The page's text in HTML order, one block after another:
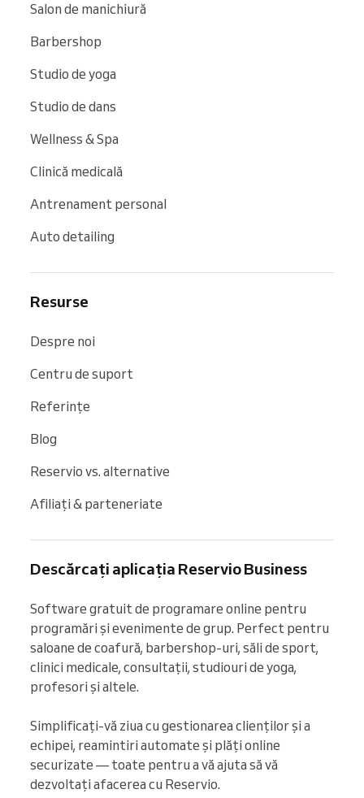
Salon de manichiură
Barbershop
Studio de yoga
Studio de dans
Wellness & Spa
Clinică medicală
Antrenament personal
Auto detailing
Resurse
Despre noi
Centru de suport
Referințe
Blog
Reservio vs. alternative
Afiliați & parteneriate
Descărcați aplicația Reservio Business
Software gratuit de programare online pentru
programări și evenimente de grup. Perfect pentru
saloane de coafură, barbershop-uri, săli de sport,
clinici medicale, consultații, studiouri de yoga,
profesori și altele.
Simplificați-vă ziua cu gestionarea clienților și a
echipei, reamintiri automate și plăți online
securizate — toate pentru a vă ajuta să vă
dezvoltați afacerea cu Reservio.